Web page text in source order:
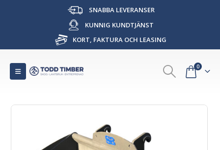
SNABBA LEVERANSER
KUNNIG KUNDTJÄNST
KORT, FAKTURA OCH LEASING
0